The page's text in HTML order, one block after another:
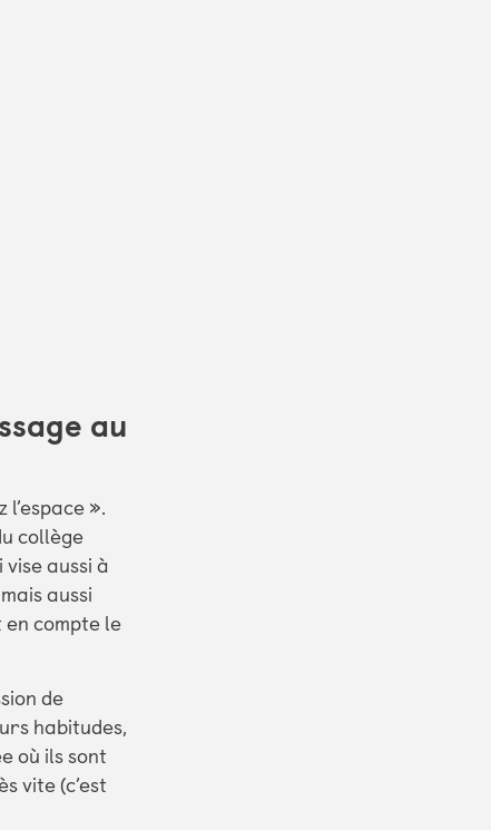
au
».
collège
aussi à
aussi
compte le
de
habitudes,
où ils sont
vite (c’est